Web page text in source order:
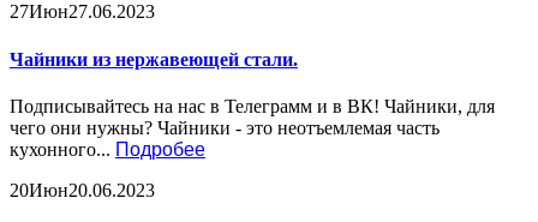
27Июн27.06.2023
Чайники из нержавеющей стали.
Подписывайтесь на нас в Телеграмм и в ВК! Чайники, для
чего они нужны? Чайники - это неотъемлемая часть
кухонного... Подробее
20Июн20.06.2023